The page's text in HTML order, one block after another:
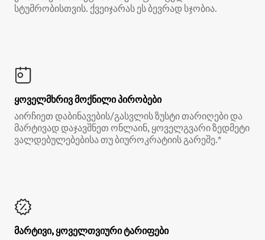
სტუმრობისთვის. ქვეიჯარას ეს ბევრად სჯობია.
ყოველმხრივ მოქნილი პირობები
აირჩიეთ დაბინავების/გასვლის ზუსტი თარიღები და
მარტივად დაჯავშნეთ ონლაინ, ყოველგვარი ზედმეტი
ვალდებულებებისა თუ ბიუროკრატიის გარეშე.*
მარტივი, ყოველთვიური ტარიფები